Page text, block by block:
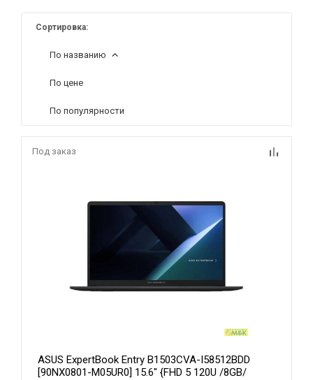
Сортировка:
По названию
По цене
По популярности
Под заказ
ASUS ExpertBook Entry B1503CVA-I58512BDD
[90NX0801-M05UR0] 15.6" {FHD 5 120U /8GB/